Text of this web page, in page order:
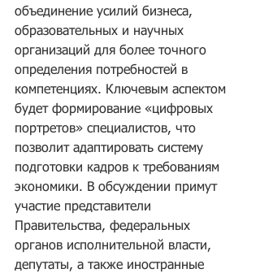
объединение усилий бизнеса,
образовательных и научных
организаций для более точного
определения потребностей в
компетенциях. Ключевым аспектом
будет формирование «цифровых
портретов» специалистов, что
позволит адаптировать систему
подготовки кадров к требованиям
экономики. В обсуждении примут
участие представители
Правительства, федеральных
органов исполнительной власти,
депутаты, а также иностранные